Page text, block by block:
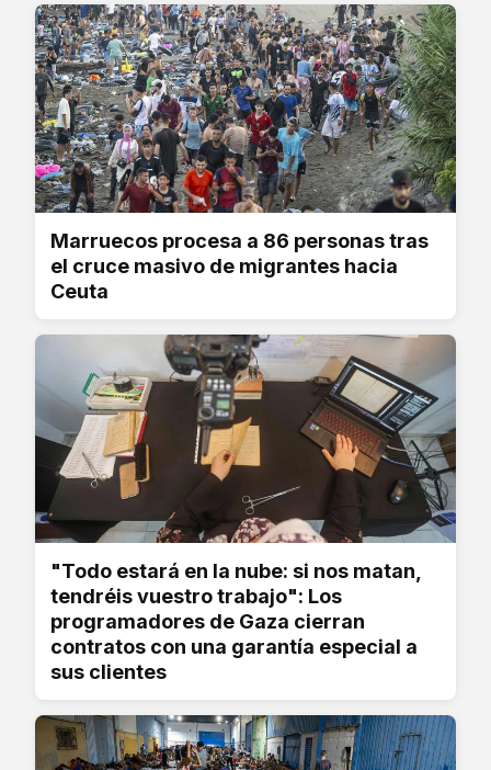
Marruecos procesa a 86 personas tras
el cruce masivo de migrantes hacia
Ceuta
"Todo estará en la nube: si nos matan,
tendréis vuestro trabajo": Los
programadores de Gaza cierran
contratos con una garantía especial a
sus clientes